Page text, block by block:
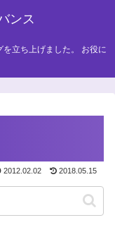
立ち上げました。 お役に
2012.02.02 2018.05.15